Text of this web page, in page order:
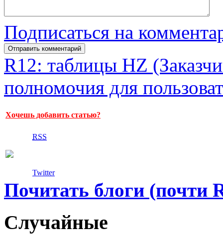
Подписаться на
R12: таблицы HZ
полномочия для
Хочешь добавить статью?
RSS
Twitter
Почитать блоги (почти
Случайные